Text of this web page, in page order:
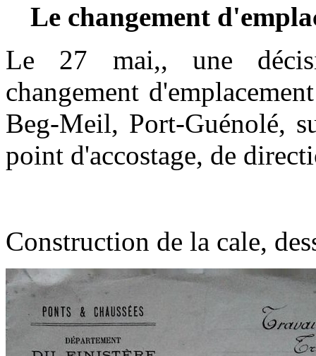
Le changement
Le 27 mai,, une
changement
Beg-Meil, Port-Guénolé,
point d'accostage, de
Construction de la cale,